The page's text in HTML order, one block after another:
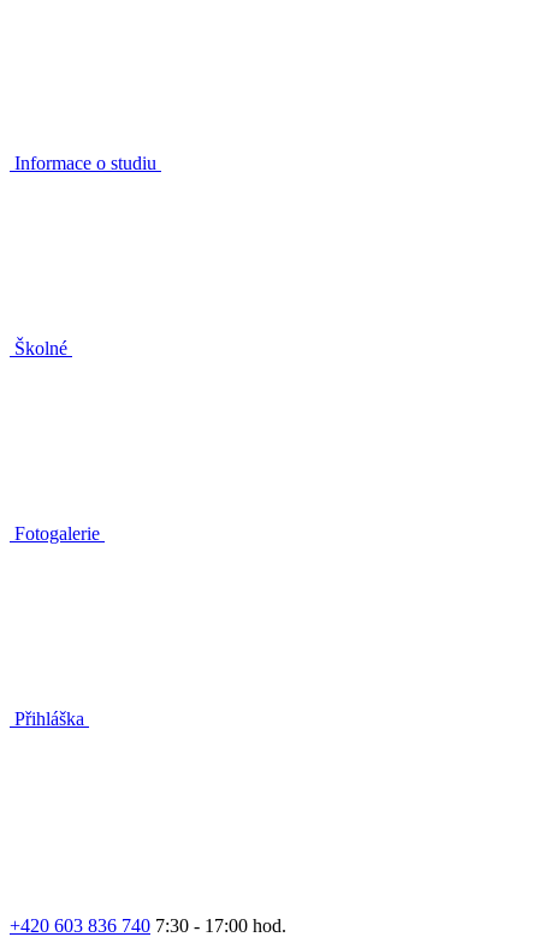
Informace o studiu
Školné
Fotogalerie
Přihláška
+420 603 836 740 7:30 - 17:00 hod.